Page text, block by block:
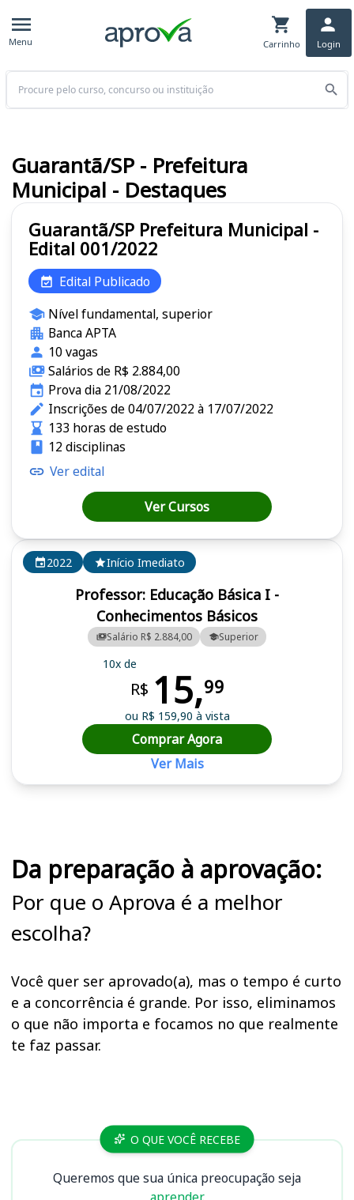
Menu Carrinho Login
Buscar
2022 Início Imediato
Professor: Educação Básica I -
Conhecimentos Básicos
Salário R$ 2.884,00 Superior
10x de
R$ 15,99
ou R$ 159,90 à vista
Comprar Agora
Ver Mais
Guarantã/SP Prefeitura Municipal -
Edital 001/2022
Edital Publicado
Nível fundamental, superior
Banca APTA
10 vagas
Salários de R$ 2.884,00
Prova dia 21/08/2022
Inscrições de 04/07/2022 à 17/07/2022
133 horas de estudo
12 disciplinas
Ver edital
Ver Cursos
Guarantã/SP - Prefeitura
Municipal - Destaques
Da preparação à aprovação:
Por que o Aprova é a melhor
escolha?
Você quer ser aprovado(a), mas o tempo é curto
e a concorrência é grande. Por isso, eliminamos
o que não importa e focamos no que realmente
te faz passar.
Cursos O QUE VOCÊ RECEBE
Queremos que sua única preocupação seja